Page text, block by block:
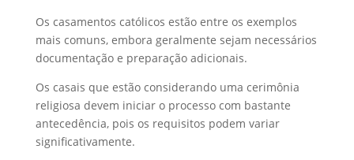
Os casamentos católicos estão entre os exemplos
mais comuns, embora geralmente sejam necessários
documentação e preparação adicionais.
Os casais que estão considerando uma cerimônia
religiosa devem iniciar o processo com bastante
antecedência, pois os requisitos podem variar
significativamente.